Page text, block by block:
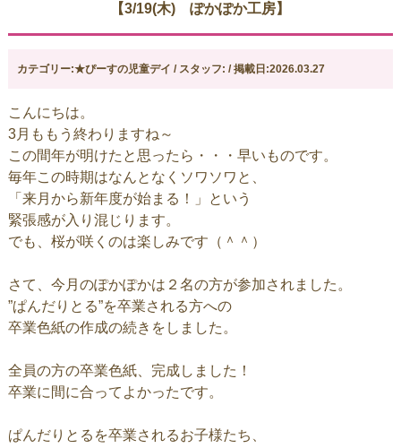
【3/19(木) ぽかぽか工房】
カテゴリー:★ぴーすの児童デイ / スタッフ: / 掲載日:2026.03.27
こんにちは。
3月ももう終わりますね～
この間年が明けたと思ったら・・・早いものです。
毎年この時期はなんとなくソワソワと、
「来月から新年度が始まる！」という
緊張感が入り混じります。
でも、桜が咲くのは楽しみです（＾＾）
さて、今月のぽかぽかは２名の方が参加されました。
”ぱんだりとる”を卒業される方への
卒業色紙の作成の続きをしました。
全員の方の卒業色紙、完成しました！
卒業に間に合ってよかったです。
ぱんだりとるを卒業されるお子様たち、